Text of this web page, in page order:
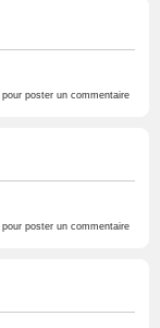
pour poster un commentaire
pour poster un commentaire